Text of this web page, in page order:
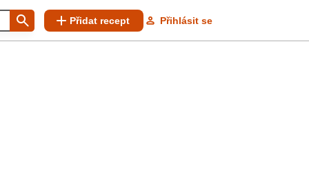
Přidat recept Přihlásit se